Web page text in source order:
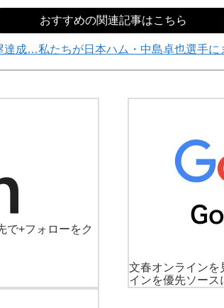
おすすめの関連記事はこちら
達成…私たちが日本ハム・中島卓也選手に
で+フォローをク
文春オンラインを
インを優先ソース